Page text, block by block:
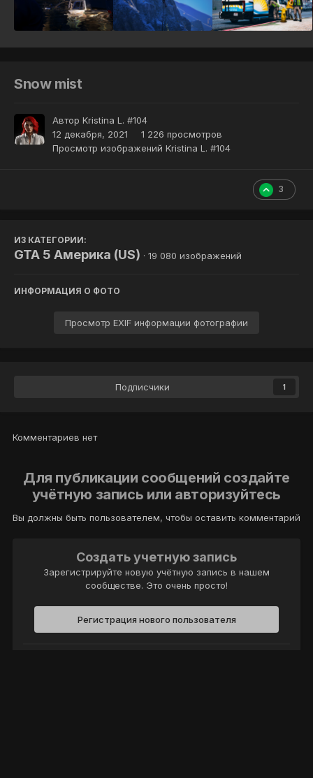
Snow mist
Автор Kristina L. #104
12 декабря, 2021
1 226 просмотров
Просмотр изображений Kristina L. #104
3
ИЗ КАТЕГОРИИ:
GTA 5 Америка (US) · 19 080 изображений
ИНФОРМАЦИЯ О ФОТО
Просмотр EXIF информации фотографии
Подписчики 1
Комментариев нет
Для публикации сообщений создайте
учётную запись или авторизуйтесь
Вы должны быть пользователем, чтобы оставить комментарий
Создать учетную запись
Зарегистрируйте новую учётную запись в нашем
сообществе. Это очень просто!
Регистрация нового пользователя